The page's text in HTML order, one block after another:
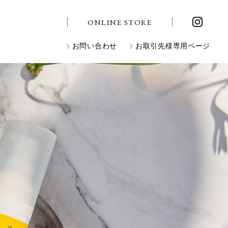
ONLINE STORE
お問い合わせ お取引先様専用ページ